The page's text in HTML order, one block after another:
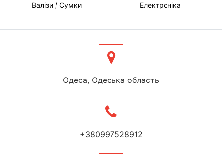
Валізи / Сумки
Електроніка
Одеса, Одеська область
+380997528912